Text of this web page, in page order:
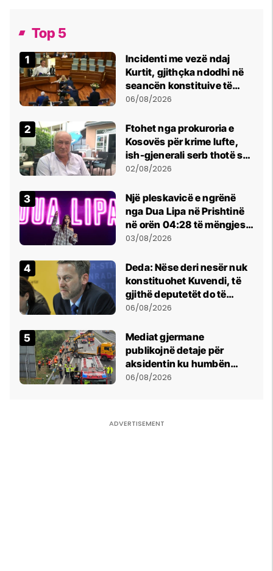
Top 5
Incidenti me vezë ndaj
Kurtit, gjithçka ndodhi në
seancën konstituive të
Kuvendit
06/08/2026
Ftohet nga prokuroria e
Kosovës për krime lufte,
ish-gjenerali serb thotë se
dikush e tradhtoi në
02/08/2026
Një pleskavicë e ngrënë
nga Dua Lipa në Prishtinë
në orën 04:28 të mëngjesit
- dhe bota digjitale serbe
03/08/2026
Deda: Nëse deri nesër nuk
konstituohet Kuvendi, të
gjithë deputetët do të
bëjnë shkelje të rëndë
06/08/2026
Mediat gjermane
publikojnë detaje për
aksidentin ku humbën
jetën tre mërgimtarë nga
06/08/2026